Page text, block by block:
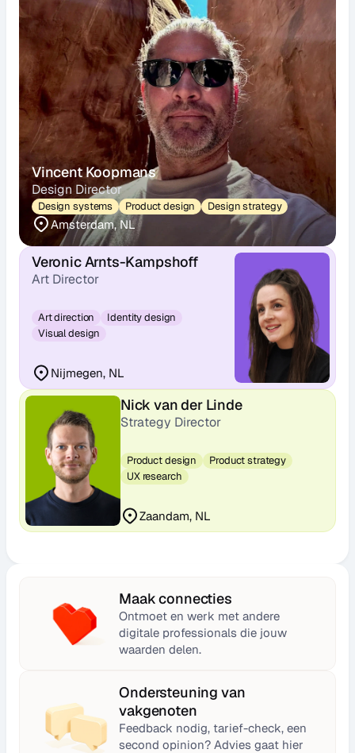
Vincent Koopmans
Design Director
Design systems Product design Design strategy
Amsterdam, NL
Veronic Arnts-Kampshoff
Art Director
Art direction
Identity design
Visual design
Nijmegen, NL
Nick van der Linde
Strategy Director
Product design
Product strategy
UX research
Zaandam, NL
Maak connecties
Ontmoet en werk met andere
digitale professionals die jouw
waarden delen.
Ondersteuning van
vakgenoten
Feedback nodig, tarief-check, een
second opinion? Advies gaat hier